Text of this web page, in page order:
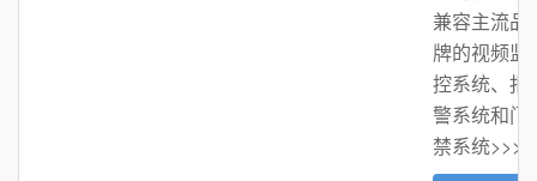
兼容主流品
牌的视频监
控系统、报
警系统和门
禁系统>>>